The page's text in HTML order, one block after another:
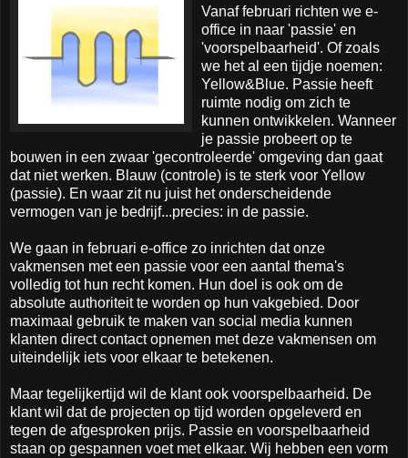
Vanaf februari richten we e-
office in naar 'passie' en
'voorspelbaarheid'. Of zoals
we het al een tijdje noemen:
Yellow&Blue. Passie heeft
ruimte nodig om zich te
kunnen ontwikkelen. Wanneer
je passie probeert op te
bouwen in een zwaar 'gecontroleerde' omgeving dan gaat
dat niet werken. Blauw (controle) is te sterk voor Yellow
(passie). En waar zit nu juist het onderscheidende
vermogen van je bedrijf...precies: in de passie.
We gaan in februari e-office zo inrichten dat onze
vakmensen met een passie voor een aantal thema's
volledig tot hun recht komen. Hun doel is ook om de
absolute authoriteit te worden op hun vakgebied. Door
maximaal gebruik te maken van social media kunnen
klanten direct contact opnemen met deze vakmensen om
uiteindelijk iets voor elkaar te betekenen.
Maar tegelijkertijd wil de klant ook voorspelbaarheid. De
klant wil dat de projecten op tijd worden opgeleverd en
tegen de afgesproken prijs. Passie en voorspelbaarheid
staan op gespannen voet met elkaar. Wij hebben een vorm